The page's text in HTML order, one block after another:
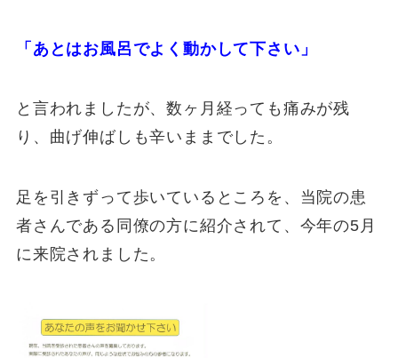
「あとはお風呂でよく動かして下さい」
と言われましたが、数ヶ月経っても痛みが残
り、曲げ伸ばしも辛いままでした。
足を引きずって歩いているところを、当院の患
者さんである同僚の方に紹介されて、今年の5月
に来院されました。